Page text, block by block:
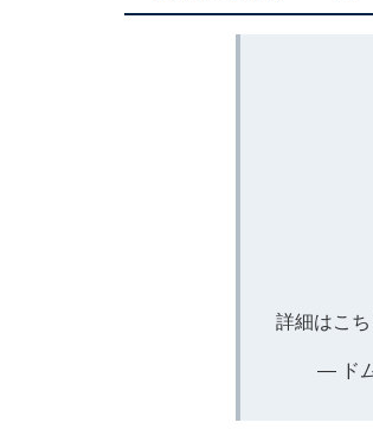
詳細はこ
— ド